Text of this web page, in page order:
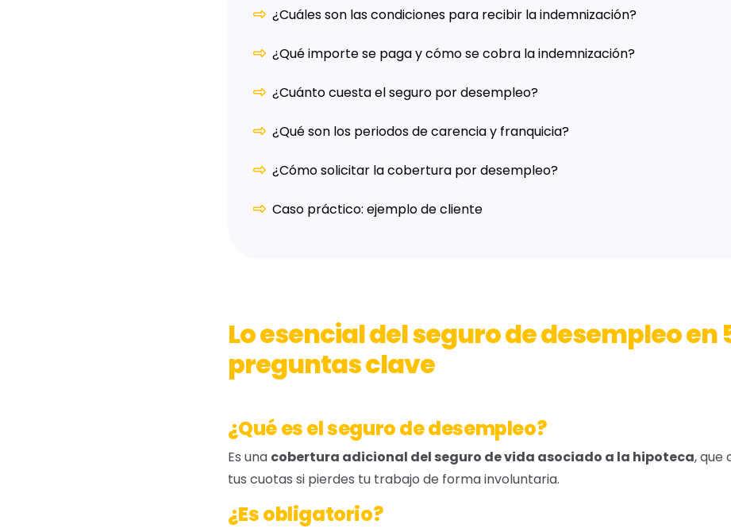
¿Cuáles son las condiciones para recibir la indemnización?
¿Qué importe se paga y cómo se cobra la indemnización?
¿Cuánto cuesta el seguro por desempleo?
¿Qué son los periodos de carencia y franquicia?
¿Cómo solicitar la cobertura por desempleo?
Caso práctico: ejemplo de cliente
Lo esencial del seguro de desempleo en
preguntas clave
¿Qué es el seguro de desempleo?
Es una cobertura adicional del seguro de vida asociado a la hipoteca, que
tus cuotas si pierdes tu trabajo de forma involuntaria.
¿Es obligatorio?